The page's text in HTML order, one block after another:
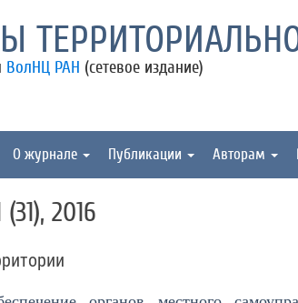
ВолНЦ РАН (сетевое издание)
О журнале Публикации Авторам
2016